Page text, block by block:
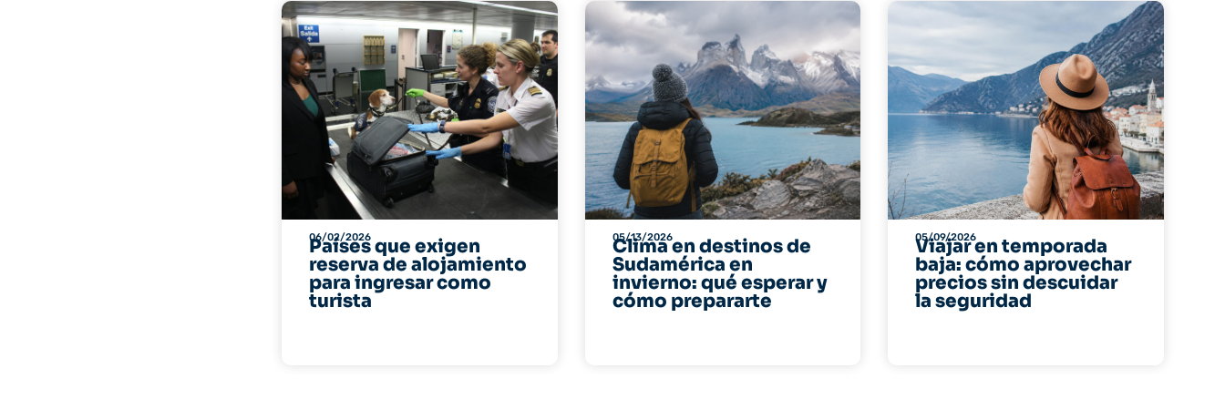
06/02/2026
Países que exigen
reserva de alojamiento
para ingresar como
turista
05/13/2026
Clima en destinos de
Sudamérica en
invierno: qué esperar y
cómo prepararte
05/09/2026
Viajar en temporada
baja: cómo aprovechar
precios sin descuidar
la seguridad